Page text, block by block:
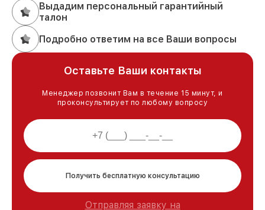
Выдадим персональный гарантийный
талон
Подробно ответим на все Ваши вопросы
Оставьте Ваши контакты
Менеджер позвонит Вам в течение 15 минут, и
проконсультирует по любому вопросу
Получить бесплатную консультацию
Отправляя заявку на